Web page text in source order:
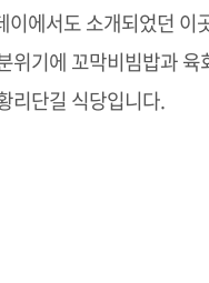
이에서도 소개되었던
위기에 꼬막비빔밥과
리단길 식당입니다.